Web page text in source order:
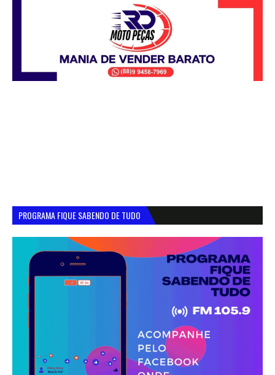
PROGRAMA FIQUE SABENDO DE TUDO